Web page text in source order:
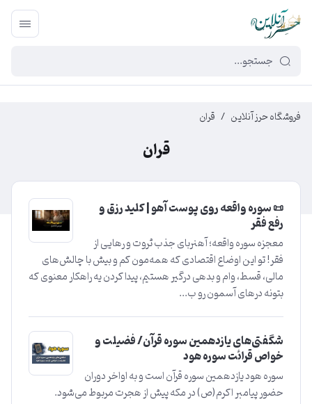
449f43cf-3da2-4422-bb12-2566cb5b8b05
فروشگاه حرز آنلاین / قران
قران
📜 سوره واقعه روی پوست آهو | کلید رزق و
رفع فقر
معجزه سوره واقعه؛ آهنربای جذب ثروت و رهایی از
فقر! تو این اوضاع اقتصادی که همه‌مون کم و بیش با چالش‌های
مالی، قسط، وام و بدهی درگیر هستیم، پیدا کردن یه راهکار معنوی که
بتونه درهای آسمون رو ب...
شگفتی‌های یازدهمین سوره قرآن/ فضیلت و
خواص قرائت سوره هود
سوره هود یازدهمین سوره قرآن است و به اواخر دوران
حضور پیامبر اکرم(ص) در مکه پیش از هجرت مربوط می‌شود.